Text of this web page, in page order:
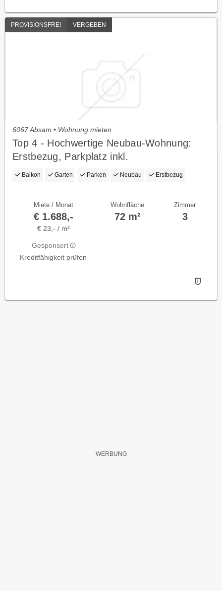
PROVISIONSFREI VERGEBEN
6067 Absam • Wohnung mieten
Top 4 - Hochwertige Neubau-Wohnung:
Erstbezug, Parkplatz inkl.
Balkon Garten Parken Neubau Erstbezug
Miete / Monat
€ 1.688,-
€ 23,- / m²
Gesponsert
Kreditfähigkeit prüfen
Wohnfläche
72 m²
Zimmer
3